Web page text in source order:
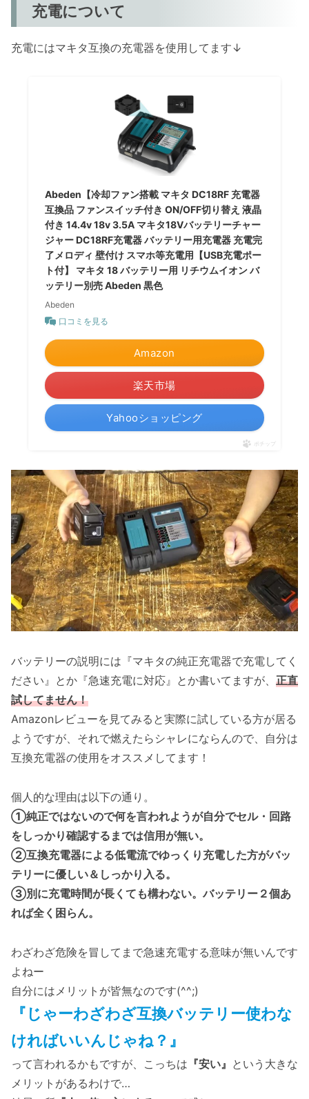
充電について
充電にはマキタ互換の充電器を使用してます↓
Abeden【冷却ファン搭載 マキタ DC18RF 充電器
互換品 ファンスイッチ付き ON/OFF切り替え 液晶
付き 14.4v 18v 3.5A マキタ18Vバッテリーチャー
ジャー DC18RF充電器 バッテリー用充電器 充電完
了メロディ 壁付け スマホ等充電用【USB充電ポー
ト付】 マキタ 18 バッテリー用 リチウムイオン バ
ッテリー別売 Abeden 黒色
Abeden
口コミを見る
Amazon
楽天市場
Yahooショッピング
ポチップ
バッテリーの説明には『マキタの純正充電器で充電してく
ださい』とか『急速充電に対応』とか書いてますが、 正直
試してません！
Amazonレビューを見てみると実際に試している方が居る
ようですが、それで燃えたらシャレにならんので、自分は
互換充電器の使用をオススメしてます！
個人的な理由は以下の通り。
①純正ではないので何を言われようが自分でセル・回路
をしっかり確認するまでは信用が無い。
②互換充電器による低電流でゆっくり充電した方がバッ
テリーに優しい＆しっかり入る。
③別に充電時間が長くても構わない。バッテリー２個あ
れば全く困らん。
わざわざ危険を冒してまで急速充電する意味が無いんです
よねー
自分にはメリットが皆無なのです(^^;)
『じゃーわざわざ互換バッテリー使わな
ければいいんじゃね？』
って言われるかもですが、こっちは 『安い』 という大きな
メリットがあるわけで…